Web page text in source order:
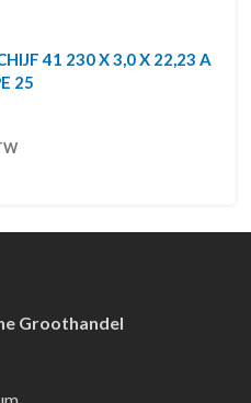
41 230 X 3,0 X 22,23 A
25
Groothandel